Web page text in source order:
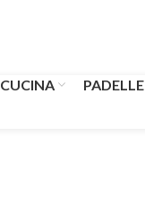
CUCINA